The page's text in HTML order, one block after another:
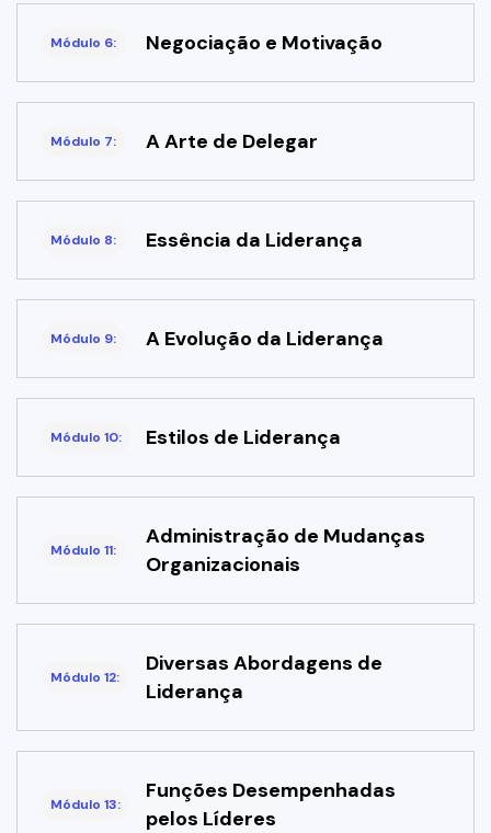
Módulo 6: Negociação e Motivação
Módulo 7: A Arte de Delegar
Módulo 8: Essência da Liderança
Módulo 9: A Evolução da Liderança
Módulo 10: Estilos de Liderança
Módulo 11:
Administração de Mudanças
Organizacionais
Módulo 12:
Diversas Abordagens de
Liderança
Módulo 13:
Funções Desempenhadas
pelos Líderes